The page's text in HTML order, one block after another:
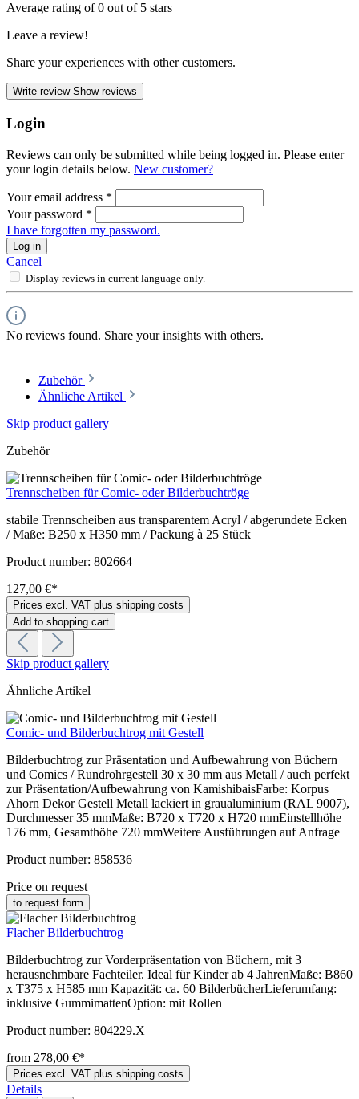
Average rating of 0 out of 5 stars
Leave a review!
Share your experiences with other customers.
Write review Show reviews
Login
Reviews can only be submitted while being logged in. Please enter
your login details below. New customer?
Your email address *
Your password *
I have forgotten my password.
Log in
Cancel
Display reviews in current language only.
No reviews found. Share your insights with others.
Zubehör
Ähnliche Artikel
Skip product gallery
Zubehör
Trennscheiben für Comic- oder Bilderbuchtröge
stabile Trennscheiben aus transparentem Acryl / abgerundete Ecken
/ Maße: B250 x H350 mm / Packung à 25 Stück
Product number: 802664
127,00 €*
Prices excl. VAT plus shipping costs
Add to shopping cart
Skip product gallery
Ähnliche Artikel
Comic- und Bilderbuchtrog mit Gestell
Bilderbuchtrog zur Präsentation und Aufbewahrung von Büchern
und Comics / Rundrohrgestell 30 x 30 mm aus Metall / auch perfekt
zur Präsentation/Aufbewahrung von KamishibaisFarbe: Korpus
Ahorn Dekor Gestell Metall lackiert in graualuminium (RAL 9007),
Durchmesser 35 mmMaße: B720 x T720 x H720 mmEinstellhöhe
176 mm, Gesamthöhe 720 mmWeitere Ausführungen auf Anfrage
Product number: 858536
Price on request
to request form
Flacher Bilderbuchtrog
Bilderbuchtrog zur Vorderpräsentation von Büchern, mit 3
herausnehmbare Fachteiler. Ideal für Kinder ab 4 JahrenMaße: B860
x T375 x H585 mm Kapazität: ca. 60 BilderbücherLieferumfang:
inklusive GummimattenOption: mit Rollen
Product number: 804229.X
from 278,00 €*
Prices excl. VAT plus shipping costs
Details